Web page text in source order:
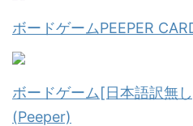
ボードゲームPEEPER
ボードゲーム[日本語訳無
(Peeper)